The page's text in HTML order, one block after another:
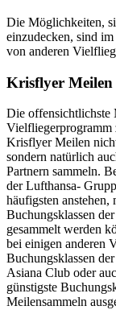
Die Möglichkeiten,
einzudecken, sind
von anderen
Krisflyer Meilen
Die
Vielfliegerprogramm
Krisflyer Meilen
sondern natürlich
Partnern sammeln.
der Lufthansa-
häufigsten anstehen,
Buchungsklassen
gesammelt werden
bei einigen anderen
Buchungsklassen
Asiana Club oder
günstigste
Meilensammeln